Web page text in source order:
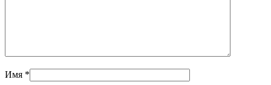
Имя *